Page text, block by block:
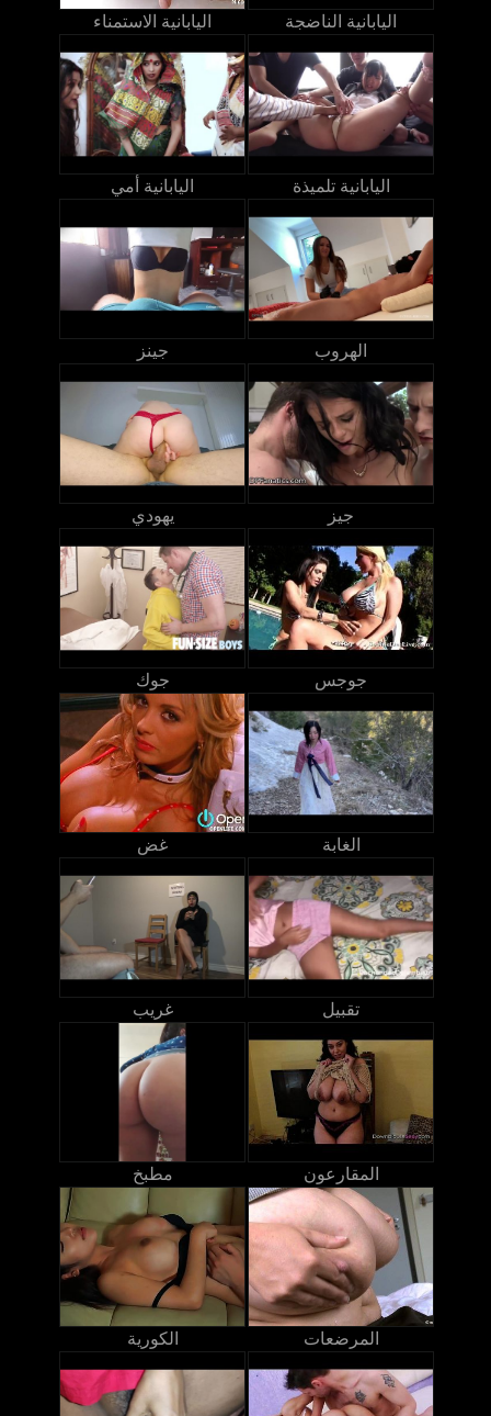
اليابانية الاستمناء اليابانية الناضجة
اليابانية أمي اليابانية تلميذة
جينز الهروب
يهودي جيز
جوك جوجس
غض الغابة
غريب تقبيل
مطبخ المقارعون
الكورية المرضعات